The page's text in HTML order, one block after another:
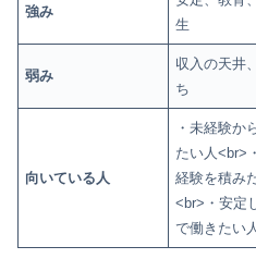
強み
生
弱み
収入の天井
ち
向いている人
・未経験か
たい人<br>
経験を積み
<br>・安定
で働きたい